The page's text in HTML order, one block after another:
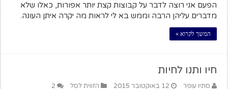
הפעם אני רוצה לדבר על קבוצות קצת יותר אפורות, כאלו שלא
מדברים עליהן הרבה וממש בא לי לראות מה יקרה איתן העונה.
המשך לקרוא »
חיו ותנו לחיות
סתיו עופר 12 באוקטובר 2015 הזווית לסל 2